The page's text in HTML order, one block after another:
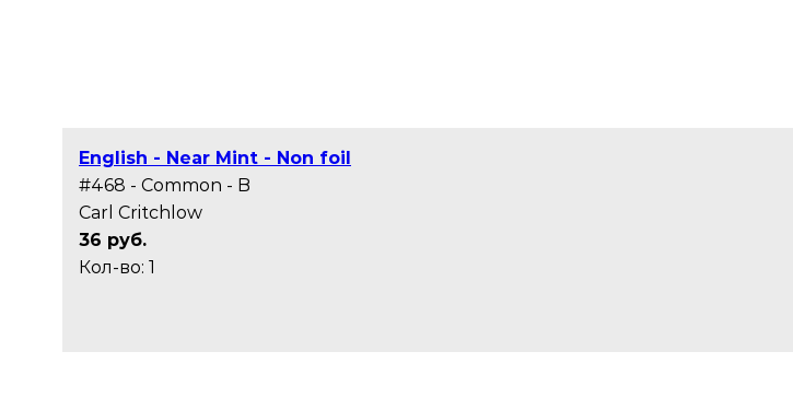
English - Near Mint - Non foil
#468 - Common - B
Carl Critchlow
36 руб.
Кол-во: 1